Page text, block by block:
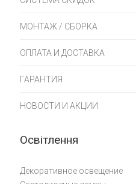
МОНТАЖ / СБОРКА
ОПЛАТА И ДОСТАВКА
ГАРАНТИЯ
НОВОСТИ И АКЦИИ
Освітлення
Декоративное освещение